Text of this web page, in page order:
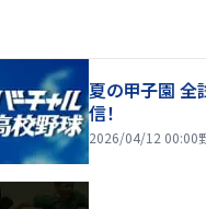
夏の甲子園 全
信！
2026/04/12 00:00